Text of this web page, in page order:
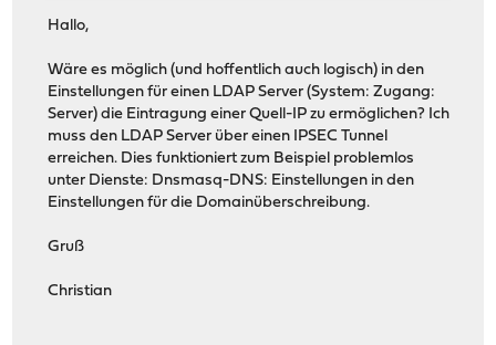
Hallo,
Wäre es möglich (und hoffentlich auch logisch) in den
Einstellungen für einen LDAP Server (System: Zugang:
Server) die Eintragung einer Quell-IP zu ermöglichen? Ich
muss den LDAP Server über einen IPSEC Tunnel
erreichen. Dies funktioniert zum Beispiel problemlos
unter Dienste: Dnsmasq-DNS: Einstellungen in den
Einstellungen für die Domainüberschreibung.
Gruß
Christian